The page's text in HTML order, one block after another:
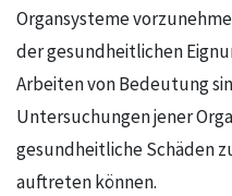
Organsysteme
der gesundheitlichen
Arbeiten von Bedeutung
Untersuchungen jener
gesundheitliche Schäden
auftreten können.